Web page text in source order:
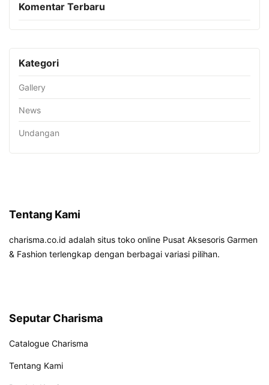
Komentar Terbaru
Kategori
Gallery
News
Undangan
Tentang Kami
charisma.co.id adalah situs toko online Pusat Aksesoris Garmen
& Fashion terlengkap dengan berbagai variasi pilihan.
Seputar Charisma
Catalogue Charisma
Tentang Kami